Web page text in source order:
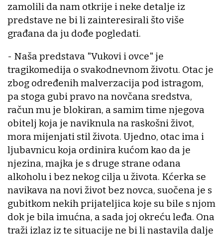
zamolili da nam otkrije i neke detalje iz
predstave ne bi li zainteresirali što više
građana da ju dođe pogledati.
- Naša predstava "Vukovi i ovce" je
tragikomedija o svakodnevnom životu. Otac je
zbog određenih malverzacija pod istragom,
pa stoga gubi pravo na novčana sredstva,
račun mu je blokiran, a samim time njegova
obitelj koja je naviknula na raskošni život,
mora mijenjati stil života. Ujedno, otac ima i
ljubavnicu koja ordinira kućom kao da je
njezina, majka je s druge strane odana
alkoholu i bez nekog cilja u života. Kćerka se
navikava na novi život bez novca, suočena je s
gubitkom nekih prijateljica koje su bile s njom
dok je bila imućna, a sada joj okreću leđa. Ona
traži izlaz iz te situacije ne bi li nastavila dalje